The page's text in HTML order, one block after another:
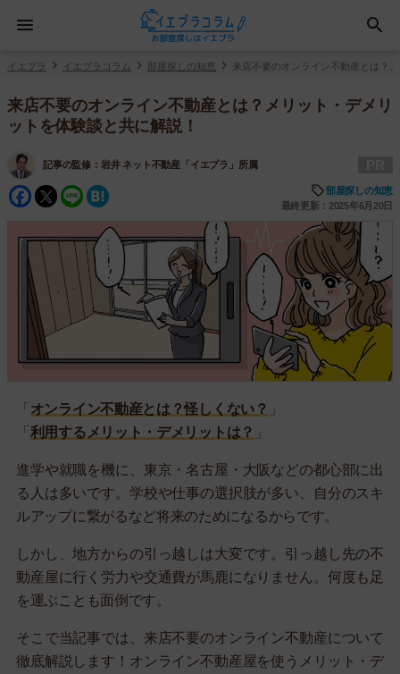
イエプラ イエプラコラム 部屋探しの知恵 来店不要のオンライン不動産とは？
来店不要のオンライン不動産とは？メリット・デメリ
ットを体験談と共に解説！
記事の監修： 岩井 ネット不動産「イエプラ」所属
Facebook
Twitter
Line
部屋探しの知恵
最終更新：2025年6月20日
「 オンライン不動産とは？怪しくない？ 」
「 利用するメリット・デメリットは？ 」
進学や就職を機に、東京・名古屋・大阪などの都心部に出
る人は多いです。学校や仕事の選択肢が多い、自分のスキ
ルアップに繋がるなど将来のためになるからです。
しかし、地方からの引っ越しは大変です。引っ越し先の不
動産屋に行く労力や交通費が馬鹿になりません。何度も足
を運ぶことも面倒です。
そこで当記事では、来店不要のオンライン不動産について
徹底解説します！オンライン不動産屋を使うメリット・デ